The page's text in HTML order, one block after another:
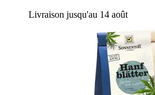
Livraison jusqu'au 14 août